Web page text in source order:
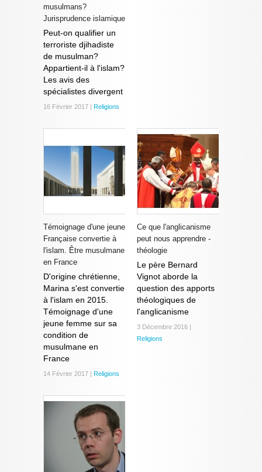
musulmans?
Jurisprudence islamique
Peut-on qualifier un
terroriste djihadiste
de musulman?
Appartient-il à l'islam?
Les avis des
spécialistes divergent
16 Février 2017 | Religions
Témoignage d'une jeune
Française convertie à
l'islam. Être musulmane
en France
D'origine chrétienne,
Marina s'est convertie
à l'islam en 2015.
Témoignage d'une
jeune femme sur sa
condition de
musulmane en
France
14 Février 2017 | Religions
Ce que l'anglicanisme
peut nous apprendre -
théologie
Le père Bernard
Vignot aborde la
question des apports
théologiques de
l'anglicanisme
3 Décembre 2016 |
Religions